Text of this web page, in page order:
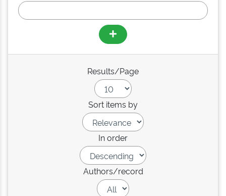
Results/Page
Sort items by
In order
Authors/record